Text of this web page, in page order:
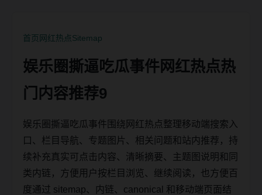
首页网红热点Sitemap
娱乐圈撕逼吃瓜事件网红热点热
门内容推荐9
娱乐圈撕逼吃瓜事件围绕网红热点整理移动端搜索入
口、栏目导航、专题图片、相关问题和站内推荐，持
续补充真实可点击内容、清晰摘要、主题图说明和同
类内链，方便用户按栏目浏览、继续阅读，也方便百
度通过 sitemap、内链、canonical 和移动端页面结